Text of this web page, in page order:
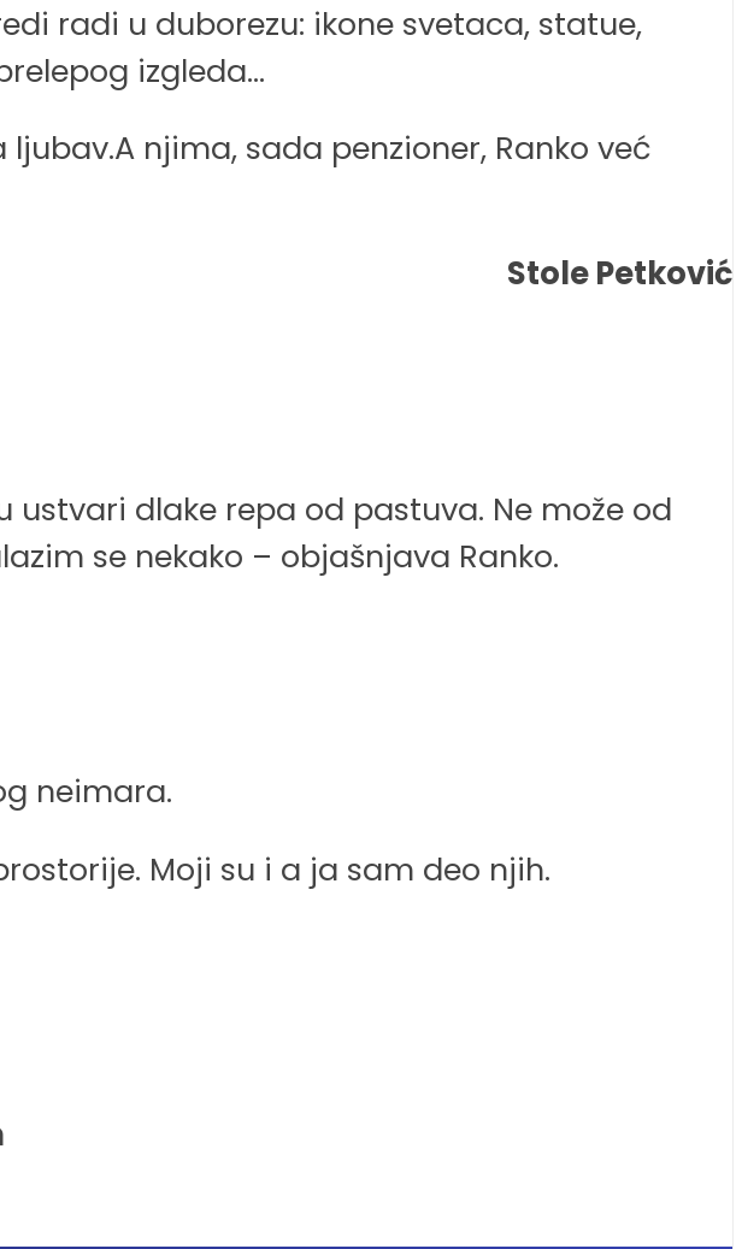
radi u duborezu: ikone svetaca, statue,
izgleda…
njima, sada penzioner, Ranko već
Stole Petković
ustvari dlake repa od pastuva. Ne može od
se nekako – objašnjava Ranko.
neimara.
Moji su i a ja sam deo njih.